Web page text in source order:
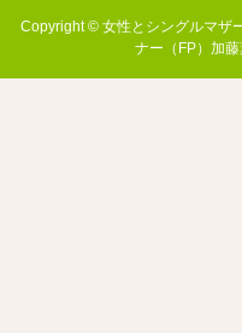
Copyright © 女性とシングルマザ
ナー（FP）加